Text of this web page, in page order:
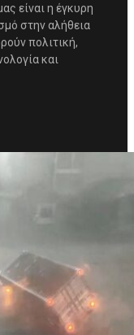
είναι η έγκυρη
στην αλήθεια
πολιτική,
και